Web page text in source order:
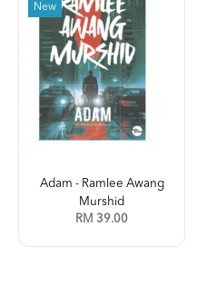
New
Adam - Ramlee Awang
Murshid
RM 39.00